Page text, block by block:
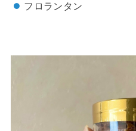
フロランタン